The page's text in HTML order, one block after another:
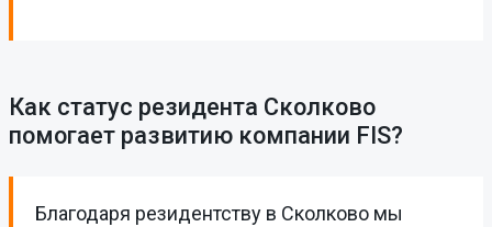
Как статус резидента Сколково
помогает развитию компании FIS?
Благодаря резидентству в Сколково мы